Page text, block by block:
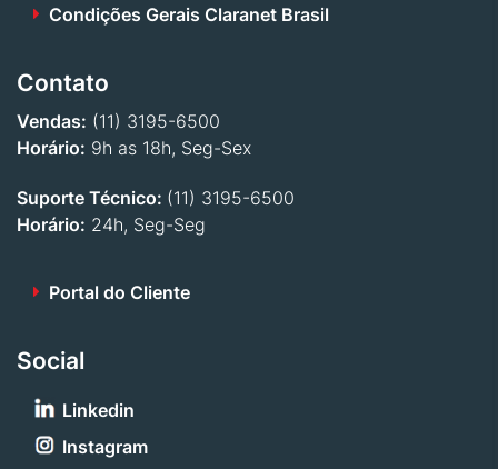
Condições Gerais Claranet Brasil
Contato
Vendas: (11) 3195-6500
Horário: 9h as 18h, Seg-Sex
Suporte Técnico: (11) 3195-6500
Horário: 24h, Seg-Seg
Portal do Cliente
Social
Linkedin
Instagram